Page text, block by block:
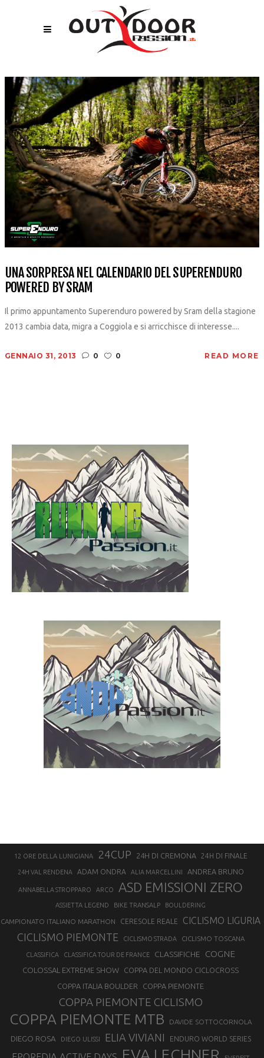
UNA SORPRESA NEL CALENDARIO DEL SUPERENDURO
POWERED BY SRAM
Il primo appuntamento Superenduro powered by Sram della stagione
2013 cambia data, migra a Coggiola e si arricchisce di interesse....
GENNAIO 31, 2013 0 0 READ MORE
12 ORE DELLA LUNIGIANA 24CUP 24H DI CREMONA 24H DI FINALE
24H VAL RENDENA ADAM ONDRA ALIA MARCELLINI ANDREA BRUNO
ANNABELLA STROPPARO ARCO ASD EMISSIONI ZERO
ASSIETTA LEGEND BIKE TRANSALP BOULDERING
CAMPIONATO ITALIANO MARATHON CERESOLE REALE CICLISMO LIGURIA
CICLISMO PIEMONTE CICLISMO STRADA CICLISMO TOSCANA
CLASSIFICA CLASSIFICA TOUR DE FRANCE CLASSIFICHE COGNE
COLOSSAL EXTREME SHOW
COPPA DEL MONDO CICLOCROSS
COPPA ITALIA BOULDER
COPPA PIEMONTE
COPPA PIEMONTE CICLISMO
COPPA PIEMONTE MTB DAVIDE SOTTOCORNOLA
DIEGO ROSA DIEGO ULISSI ELIA VIVIANI ENDURO WORLD SERIES
EVA LECHNER